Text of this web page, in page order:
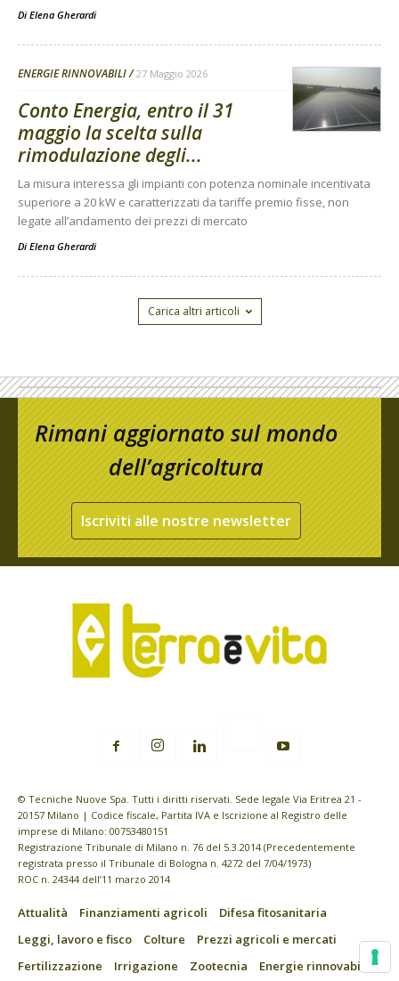
Di Elena Gherardi
ENERGIE RINNOVABILI 27 Maggio 2026
Conto Energia, entro il 31
maggio la scelta sulla
rimodulazione degli...
La misura interessa gli impianti con potenza nominale incentivata
superiore a 20 kW e caratterizzati da tariffe premio fisse, non
legate all’andamento dei prezzi di mercato
Di Elena Gherardi
Carica altri articoli
Rimani aggiornato sul mondo
dell’agricoltura
Iscriviti alle nostre newsletter
© Tecniche Nuove Spa. Tutti i diritti riservati. Sede legale Via Eritrea 21 -
20157 Milano | Codice fiscale, Partita IVA e Iscrizione al Registro delle
imprese di Milano: 00753480151
Registrazione Tribunale di Milano n. 76 del 5.3.2014 (Precedentemente
registrata presso il Tribunale di Bologna n. 4272 del 7/04/1973)
ROC n. 24344 dell’11 marzo 2014
Attualità Finanziamenti agricoli
Difesa fitosanitaria
Leggi, lavoro e fisco
Colture
Prezzi agricoli e mercati
Fertilizzazione
Irrigazione Zootecnia Energie rinnovabili